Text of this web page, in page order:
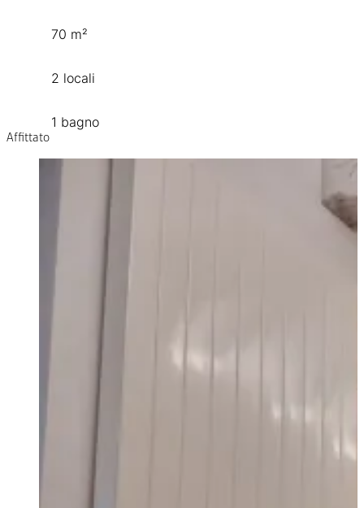
70 m²
2 locali
1 bagno
Affittato